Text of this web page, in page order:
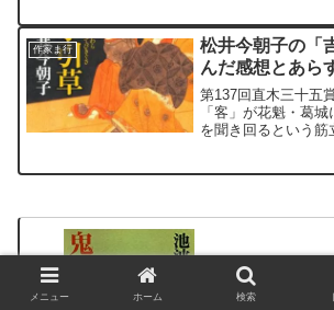
るものであろう。
本書だけでなく、
がある。なにせ、転
作家ま行
松井今朝子の「
んだ感想とあら
第137回直木三十五
「客」が花魁・葛
を聞き回るという筋
メニュー ホーム 検索